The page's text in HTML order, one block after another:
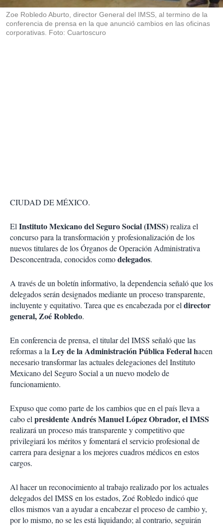
Zoe Robledo Aburto, director General del IMSS, al termino de la
conferencia de prensa en la que anunció cambios en las oficinas
corporativas. Foto: Cuartoscuro
CIUDAD DE MÉXICO.
ElInstituto Mexicano del Seguro Social (IMSS)realiza el
concurso para la transformación y profesionalización de los
nuevos titulares de los Órganos de Operación Administrativa
Desconcentrada, conocidos comodelegados.
A través de un boletín informativo, la dependencia señaló que los
delegados serán designados mediante un proceso transparente,
incluyente y equitativo. Tarea que es encabezada por eldirector
general, Zoé Robledo.
En conferencia de prensa, el titular del IMSS señaló que las
reformas a laLey de la Administración Pública Federal hacen
necesario transformar las actuales delegaciones del Instituto
Mexicano del Seguro Social a un nuevo modelo de
funcionamiento.
Expuso que como parte de los cambios que en el país lleva a
cabo elpresidente Andrés Manuel López Obrador, el IMSS
realizará un proceso más transparente y competitivo que
privilegiará los méritos y fomentará el servicio profesional de
carrera para designar a los mejores cuadros médicos en estos
cargos.
Al hacer un reconocimiento al trabajo realizado por los actuales
delegados del IMSS en los estados, Zoé Robledo indicó que
ellos mismos van a ayudar a encabezar el proceso de cambio y,
por lo mismo, no se les está liquidando; al contrario, seguirán